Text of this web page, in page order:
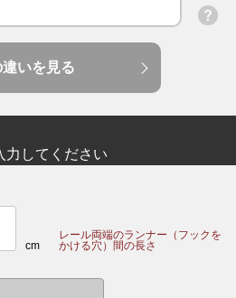
いを見る
力してください
cm
レール両端のランナー（フックを
かける穴）間の長さ